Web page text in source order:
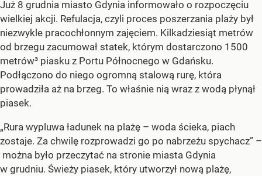
Już 8 grudnia miasto Gdynia informowało o rozpoczęciu
wielkiej akcji. Refulacja, czyli proces poszerzania plaży był
niezwykle pracochłonnym zajęciem. Kilkadziesiąt metrów
od brzegu zacumował statek, którym dostarczono 1500
metrów³ piasku z Portu Północnego w Gdańsku.
Podłączono do niego ogromną stalową rurę, która
prowadziła aż na brzeg. To właśnie nią wraz z wodą płynął
piasek.
„Rura wypluwa ładunek na plażę – woda ścieka, piach
zostaje. Za chwilę rozprowadzi go po nabrzeżu spychacz” –
można było przeczytać na stronie miasta Gdynia
w grudniu. Świeży piasek, który utworzył nową plażę,